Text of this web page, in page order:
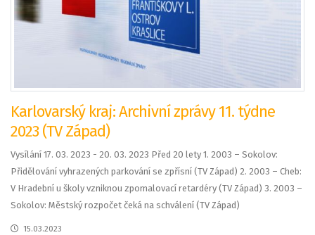
Karlovarský kraj: Archivní zprávy 11. týdne
2023 (TV Západ)
Vysílání 17. 03. 2023 - 20. 03. 2023 Před 20 lety 1. 2003 – Sokolov:
Přidělování vyhrazených parkování se zpřísní (TV Západ) 2. 2003 – Cheb:
V Hradební u školy vzniknou zpomalovací retardéry (TV Západ) 3. 2003 –
Sokolov: Městský rozpočet čeká na schválení (TV Západ)
15.03.2023